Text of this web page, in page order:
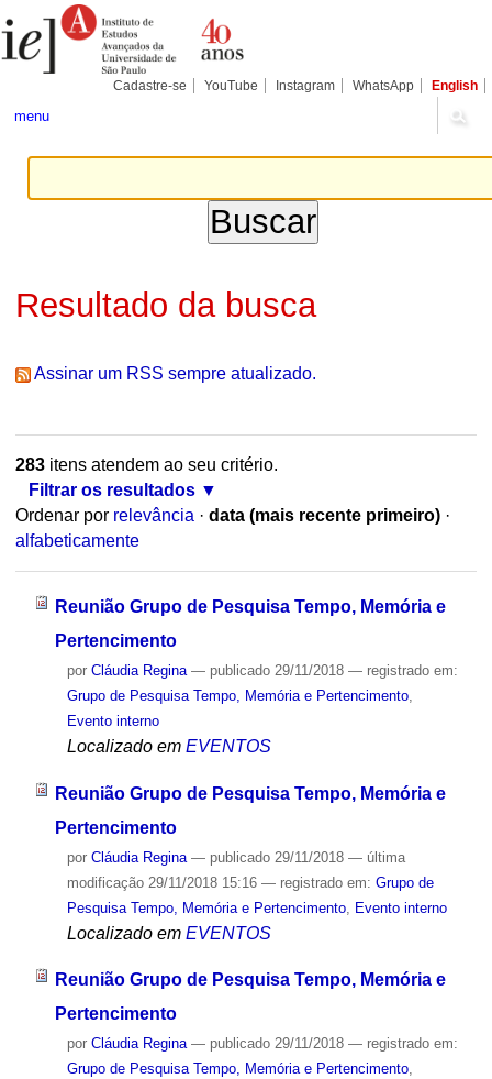
para
conteúdo.
Pessoais
Cadastre-se YouTube Instagram WhatsApp English
menu
Resultado da busca
Assinar um RSS sempre atualizado.
283itens atendem ao seu critério.
Filtrar os resultados
Ordenar por relevância · data (mais recente primeiro) ·
alfabeticamente
Reunião Grupo de Pesquisa Tempo, Memória e
Pertencimento
por Cláudia Regina — publicado29/11/2018 — registrado em:
Grupo de Pesquisa Tempo, Memória e Pertencimento,
Evento interno
Localizado em EVENTOS
Reunião Grupo de Pesquisa Tempo, Memória e
Pertencimento
por Cláudia Regina — publicado29/11/2018 — última
modificação29/11/2018 15:16 — registrado em: Grupo de
Pesquisa Tempo, Memória e Pertencimento, Evento interno
Localizado em EVENTOS
Reunião Grupo de Pesquisa Tempo, Memória e
Pertencimento
por Cláudia Regina — publicado29/11/2018 — registrado em:
Grupo de Pesquisa Tempo, Memória e Pertencimento,